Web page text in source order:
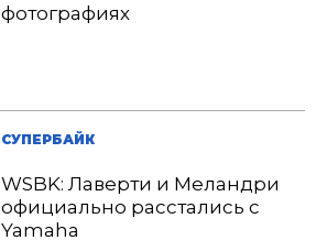
фотографиях
СУПЕРБАЙК
WSBK: Лаверти и Меландри
официально расстались с
Yamaha